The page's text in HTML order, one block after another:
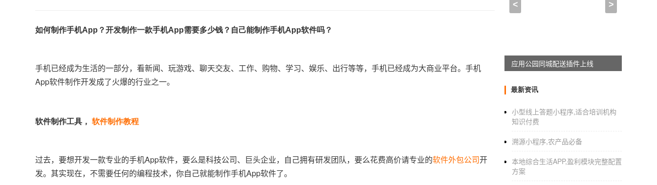
如何制作手机App？开发制作一款手机App需要多少钱？自己能制作手机App软件吗？
手机已经成为生活的一部分，看新闻、玩游戏、聊天交友、工作、购物、学习、娱乐、出行等等，手机已经成为大商业平台。手机
App软件制作开发成了火爆的行业之一。
软件制作工具， 软件制作教程
过去，要想开发一款专业的手机App软件，要么是科技公司、巨头企业，自己拥有研发团队，要么花费高价请专业的软件外包公司开
发。其实现在，不需要任何的编程技术，你自己就能制作手机App软件了。
< >
应用公园同城配送插件上线
最新资讯
小型线上答题小程序,适合培训机构
知识付费
溯源小程序,农产品必备
本地综合生活APP,盈利模块完整配置
方案